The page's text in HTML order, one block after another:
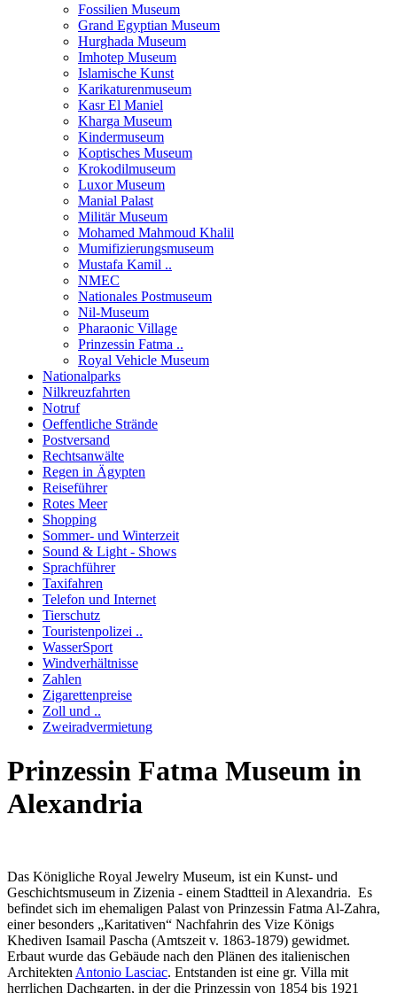
Fossilien Museum
Grand Egyptian Museum
Hurghada Museum
Imhotep Museum
Islamische Kunst
Karikaturenmuseum
Kasr El Maniel
Kharga Museum
Kindermuseum
Koptisches Museum
Krokodilmuseum
Luxor Museum
Manial Palast
Militär Museum
Mohamed Mahmoud Khalil
Mumifizierungsmuseum
Mustafa Kamil ..
NMEC
Nationales Postmuseum
Nil-Museum
Pharaonic Village
Prinzessin Fatma ..
Royal Vehicle Museum
Nationalparks
Nilkreuzfahrten
Notruf
Oeffentliche Strände
Postversand
Rechtsanwälte
Regen in Ägypten
Reiseführer
Rotes Meer
Shopping
Sommer- und Winterzeit
Sound & Light - Shows
Sprachführer
Taxifahren
Telefon und Internet
Tierschutz
Touristenpolizei ..
WasserSport
Windverhältnisse
Zahlen
Zigarettenpreise
Zoll und ..
Zweiradvermietung
Prinzessin Fatma Museum in
Alexandria
Das Königliche Royal Jewelry Museum, ist ein Kunst- und
Geschichtsmuseum in Zizenia - einem Stadtteil in Alexandria. Es
befindet sich im ehemaligen Palast von Prinzessin Fatma Al-Zahra,
einer besonders „Karitativen“ Nachfahrin des Vize Königs
Khediven Isamail Pascha (Amtszeit v. 1863-1879) gewidmet.
Erbaut wurde das Gebäude nach den Plänen des italienischen
Architekten Antonio Lasciac. Entstanden ist eine gr. Villa mit
herrlichen Dachgarten, in der die Prinzessin von 1854 bis 1921